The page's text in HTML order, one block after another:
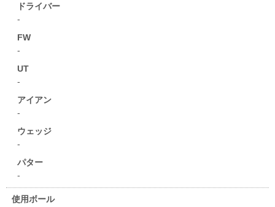
ドライバー
-
FW
-
UT
-
アイアン
-
ウェッジ
-
パター
-
使用ボール